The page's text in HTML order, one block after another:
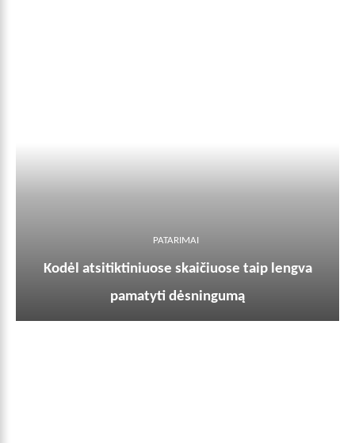
PATARIMAI
Kodėl atsitiktiniuose skaičiuose taip lengva
pamatyti dėsningumą